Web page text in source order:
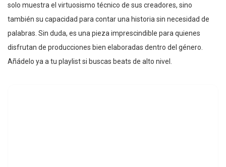
solo muestra el virtuosismo técnico de sus creadores, sino
también su capacidad para contar una historia sin necesidad de
palabras. Sin duda, es una pieza imprescindible para quienes
disfrutan de producciones bien elaboradas dentro del género.
Añádelo ya a tu playlist si buscas beats de alto nivel.